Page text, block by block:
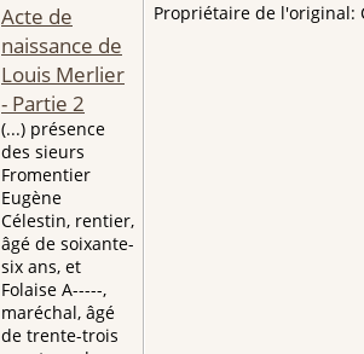
Acte de
naissance de
Louis Merlier
- Partie 2
(...) présence
des sieurs
Fromentier
Eugène
Célestin, rentier,
âgé de soixante-
six ans, et
Folaise A-----,
maréchal, âgé
de trente-trois
Propriétaire de l'original: